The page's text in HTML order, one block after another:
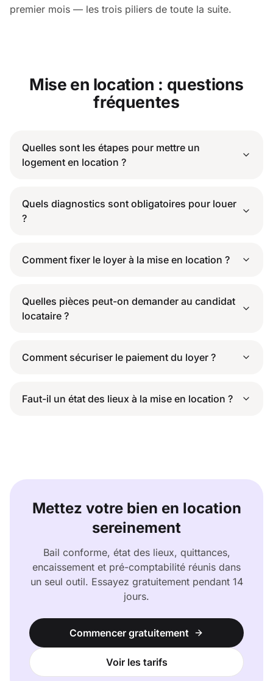
premier mois — les trois piliers de toute la suite.
Mise en location : questions
fréquentes
Quelles sont les étapes pour mettre un
logement en location ?
Quels diagnostics sont obligatoires pour louer
?
Comment fixer le loyer à la mise en location ?
Quelles pièces peut-on demander au candidat
locataire ?
Comment sécuriser le paiement du loyer ?
Faut-il un état des lieux à la mise en location ?
Mettez votre bien en location
sereinement
Bail conforme, état des lieux, quittances,
encaissement et pré-comptabilité réunis dans
un seul outil. Essayez gratuitement pendant 14
jours.
Commencer gratuitement
Voir les tarifs